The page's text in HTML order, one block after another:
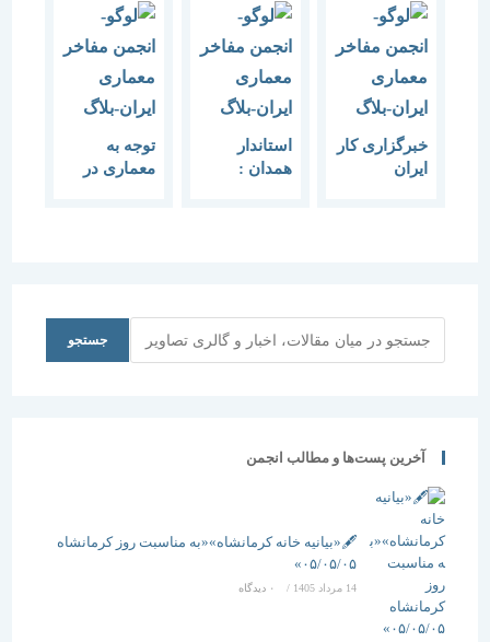
خبرگزاری کار
معماران، از
خودداری کنند
معماری ایران
وضعیت
مطلوبی ندارد
استاندار
همدان :
توجه به
معماری در
جستجو
آخرین پست‌ها و مطالب انجمن
🖋️«بیانیه خانه کرمانشاه»«به مناسبت روز کرمانشاه
۰۵/۰۵/۰۵»
/ ۰ دیدگاه